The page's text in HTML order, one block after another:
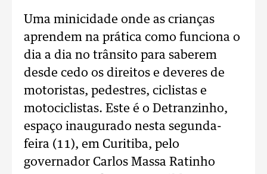
Uma minicidade onde as crianças
aprendem na prática como funciona o
dia a dia no trânsito para saberem
desde cedo os direitos e deveres de
motoristas, pedestres, ciclistas e
motociclistas. Este é o Detranzinho,
espaço inaugurado nesta segunda-
feira (11), em Curitiba, pelo
governador Carlos Massa Ratinho